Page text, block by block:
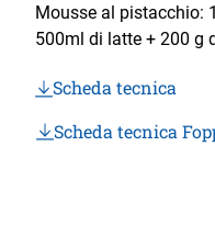
Mousse al pistacchio:
500ml di latte + 200 g
Scheda tecnica
Scheda tecnica